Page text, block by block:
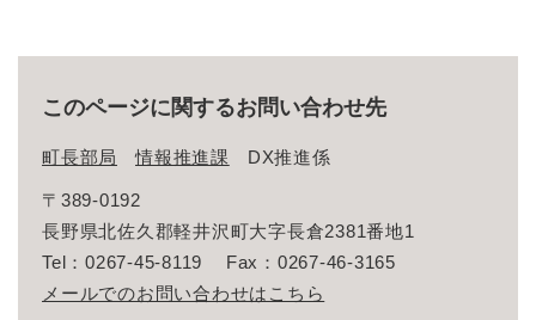
このページに関するお問い合わせ先
町長部局 情報推進課 DX推進係
〒389-0192
長野県北佐久郡軽井沢町大字長倉2381番地1
Tel：0267-45-8119
Fax：0267-46-3165
メールでのお問い合わせはこちら